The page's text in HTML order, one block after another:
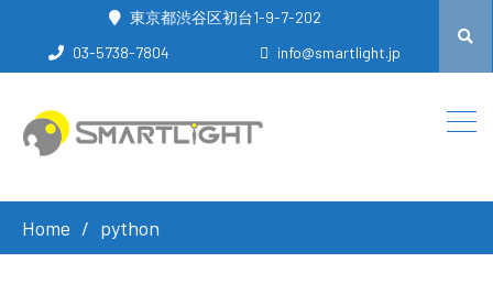
東京都渋谷区初台1-9-7-202
03-5738-7804
info@smartlight.jp
Home python